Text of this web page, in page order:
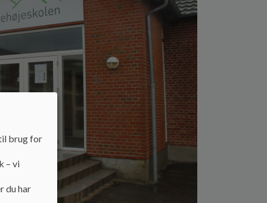
brug for
– vi
du har